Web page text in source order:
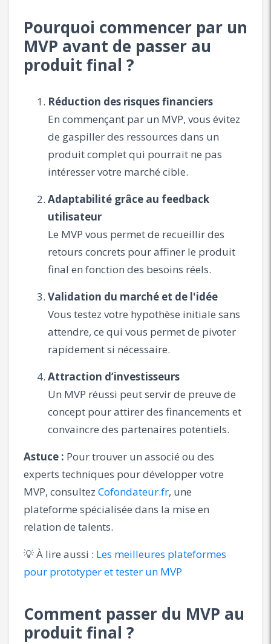
Pourquoi commencer par un
MVP avant de passer au
produit final ?
Réduction des risques financiers
En commençant par un MVP, vous évitez
de gaspiller des ressources dans un
produit complet qui pourrait ne pas
intéresser votre marché cible.
Adaptabilité grâce au feedback
utilisateur
Le MVP vous permet de recueillir des
retours concrets pour affiner le produit
final en fonction des besoins réels.
Validation du marché et de l'idée
Vous testez votre hypothèse initiale sans
attendre, ce qui vous permet de pivoter
rapidement si nécessaire.
Attraction d’investisseurs
Un MVP réussi peut servir de preuve de
concept pour attirer des financements et
convaincre des partenaires potentiels.
Astuce : Pour trouver un associé ou des
experts techniques pour développer votre
MVP, consultez Cofondateur.fr, une
plateforme spécialisée dans la mise en
relation de talents.
💡 À lire aussi : Les meilleures plateformes
pour prototyper et tester un MVP
Comment passer du MVP au
produit final ?